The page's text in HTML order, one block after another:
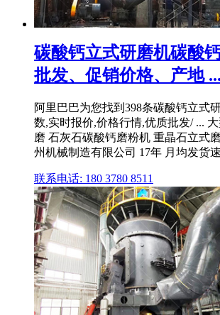
碳酸钙立式研磨机碳酸
批发、促销价格、产地 ...
阿里巴巴为您找到398条碳酸钙立式
数,实时报价,价格行情,优质批发/ ...
磨 石灰石碳酸钙磨粉机 重晶石立式
州机械制造有限公司 17年 月均发货
联系电话: 180 3780 8511